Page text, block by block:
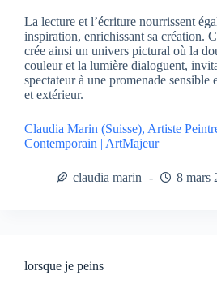
La lecture et l’écriture nourrissent
inspiration, enrichissant sa création.
crée ainsi un univers pictural où la
couleur et la lumière dialoguent,
spectateur à une promenade sensible
et extérieur.
Claudia Marin (Suisse), Artiste
Contemporain | ArtMajeur
claudia marin 8 mars
lorsque je peins